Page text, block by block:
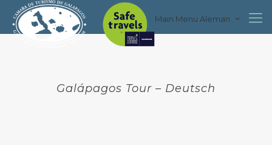
Main Menu Aleman
Galápagos Tour – Deutsch